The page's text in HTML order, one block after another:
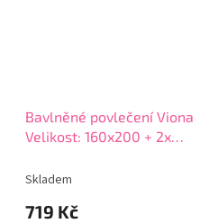
Bavlněné povlečení Viona
Velikost: 160x200 + 2x
Skladem
719 Kč